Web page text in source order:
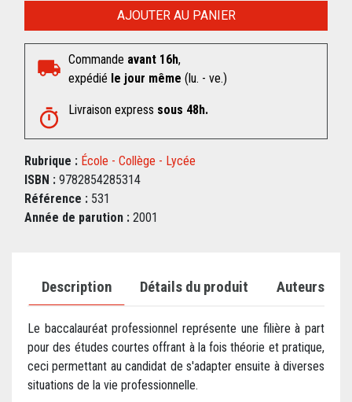
AJOUTER AU PANIER
Commande avant 16h,
expédié le jour même (lu. - ve.)
Livraison express sous 48h.
Rubrique : École - Collège - Lycée
ISBN : 9782854285314
Référence : 531
Année de parution : 2001
Description Détails du produit Auteurs
Le baccalauréat professionnel représente une filière à part
pour des études courtes offrant à la fois théorie et pratique,
ceci permettant au candidat de s'adapter ensuite à diverses
situations de la vie professionnelle.